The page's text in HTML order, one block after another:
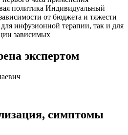
политика Индивидуальный
от бюджета и тяжести
инфузионной терапии, так и для
зависимых
экспертом
симптомы